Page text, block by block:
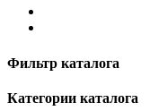
Фильтр каталога
Категории каталога